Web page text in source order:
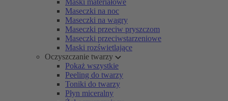
Maski materiałowe
Maseczki na noc
Maseczki na wągry
Maseczki przeciw pryszczom
Maseczki przeciwstarzeniowe
Maski rozświetlające
Oczyszczanie twarzy
Pokaż wszystkie
Peeling do twarzy
Toniki do twarzy
Płyn miceralny